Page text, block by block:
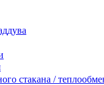
стакана /